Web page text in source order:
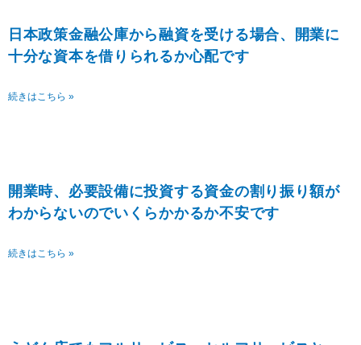
日本政策金融公庫から融資を受ける場合、開業に
十分な資本を借りられるか心配です
続きはこちら »
開業時、必要設備に投資する資金の割り振り額が
わからないのでいくらかかるか不安です
続きはこちら »